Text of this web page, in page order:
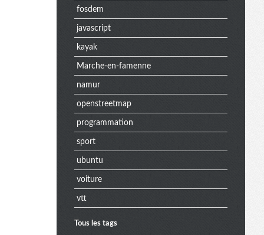
fosdem
javascript
kayak
Marche-en-famenne
namur
openstreetmap
programmation
sport
ubuntu
voiture
vtt
Tous les tags